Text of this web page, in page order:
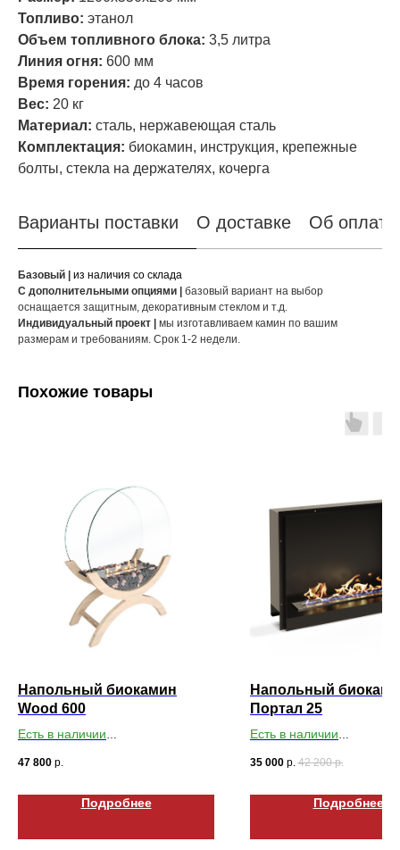
Топливо: этанол
Объем топливного блока: 3,5 литра
Линия огня: 600 мм
Время горения: до 4 часов
Вес: 20 кг
Материал: сталь, нержавеющая сталь
Комплектация: биокамин, инструкция, крепежные
болты, стекла на держателях, кочерга
Варианты поставки О доставке Об оплате
Базовый | из наличия со склада
С дополнительными опциями | базовый вариант на выбор
оснащается защитным, декоративным стеклом и т.д.
Индивидуальный проект | мы изготавливаем камин по вашим
размерам и требованиям. Срок 1-2 недели.
Похожие товары
Напольный биокамин
Wood 600
Есть в наличии
47 800 р.
Подробнее
Напольный
Портал 25
Есть в наличии
35 000 р. 42 200 р.
Подробнее